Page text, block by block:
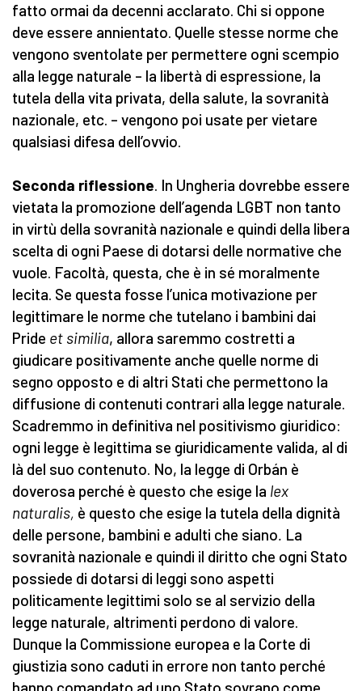
fatto ormai da decenni acclarato. Chi si oppone
deve essere annientato. Quelle stesse norme che
vengono sventolate per permettere ogni scempio
alla legge naturale – la libertà di espressione, la
tutela della vita privata, della salute, la sovranità
nazionale, etc. – vengono poi usate per vietare
qualsiasi difesa dell’ovvio.
Seconda riflessione. In Ungheria dovrebbe essere
vietata la promozione dell’agenda LGBT non tanto
in virtù della sovranità nazionale e quindi della libera
scelta di ogni Paese di dotarsi delle normative che
vuole. Facoltà, questa, che è in sé moralmente
lecita. Se questa fosse l’unica motivazione per
legittimare le norme che tutelano i bambini dai
Pride et similia, allora saremmo costretti a
giudicare positivamente anche quelle norme di
segno opposto e di altri Stati che permettono la
diffusione di contenuti contrari alla legge naturale.
Scadremmo in definitiva nel positivismo giuridico:
ogni legge è legittima se giuridicamente valida, al di
là del suo contenuto. No, la legge di Orbán è
doverosa perché è questo che esige la lex
naturalis, è questo che esige la tutela della dignità
delle persone, bambini e adulti che siano. La
sovranità nazionale e quindi il diritto che ogni Stato
possiede di dotarsi di leggi sono aspetti
politicamente legittimi solo se al servizio della
legge naturale, altrimenti perdono di valore.
Dunque la Commissione europea e la Corte di
giustizia sono caduti in errore non tanto perché